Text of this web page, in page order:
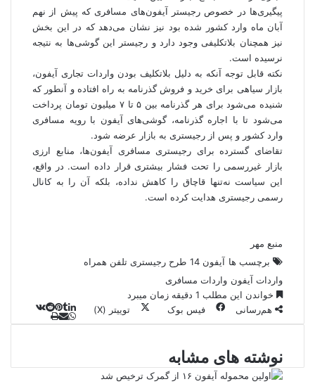
پیگیری‌ها در خصوص رجیستر آیفون‌های مسافری که پیش از نهم
آبان ماه وارد کشور شده بود نیز نشان می‌دهد که در این بخش
نیز همچنان بلاتکلیفی وجود دارد و رجیستر این گوشی‌ها به نتیجه
نرسیده است.
نکته قابل توجه آنکه به دلیل بلاتکلیف بودن واردات تجاری آیفون،
بازار سیاهی برای خرید و فروش گذرنامه به راه افتاده و آنطور که
شنیده می‌شود برای هر گذرنامه بین ۵ تا ۷ میلیون تومان پرداخت
می‌شود تا با اجاره گذرنامه، گوشی‌های آیفون با رویه مسافری
وارد کشور و پس از رجیستری به بازار عرضه شود.
تقاضای گسترده برای رجیستری مسافری آیفون‌ها، منابع ارزی
بازار غیررسمی را تحت فشار بیشتری قرار داده است. در واقع،
این سیاست نه‌تنها قاچاق را کاهش نداده، بلکه آن را به کانال
رسمی رجیستری هدایت کرده است.
منبع مهر
برچسب ها آیفون 14
طرح رجیستری تلفن همراه
واردات آیفون واردات مسافری
خواندن این مطلب 1 دقیقه زمان میبرد
هم‌رسانی
فیس بوک توییتر (X)
ی
د
ت
ب
پ
ت
ر
ی
V
n
ا
آ
ا
ن
ا
نوشته های مشابه